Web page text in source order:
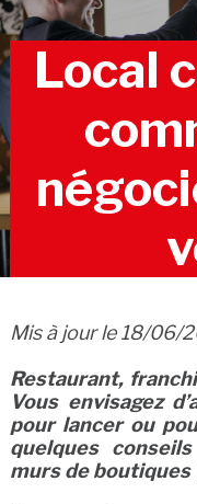
Local
Mis à jour le 18/06/
Restaurant,
Vous envisagez
pour lancer ou
quelques
murs de